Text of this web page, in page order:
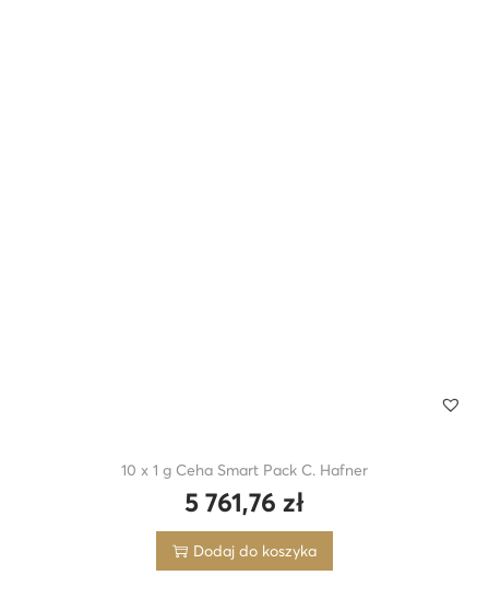
10 x 1 g Ceha Smart Pack C. Hafner
5 761,76 zł
Dodaj do koszyka